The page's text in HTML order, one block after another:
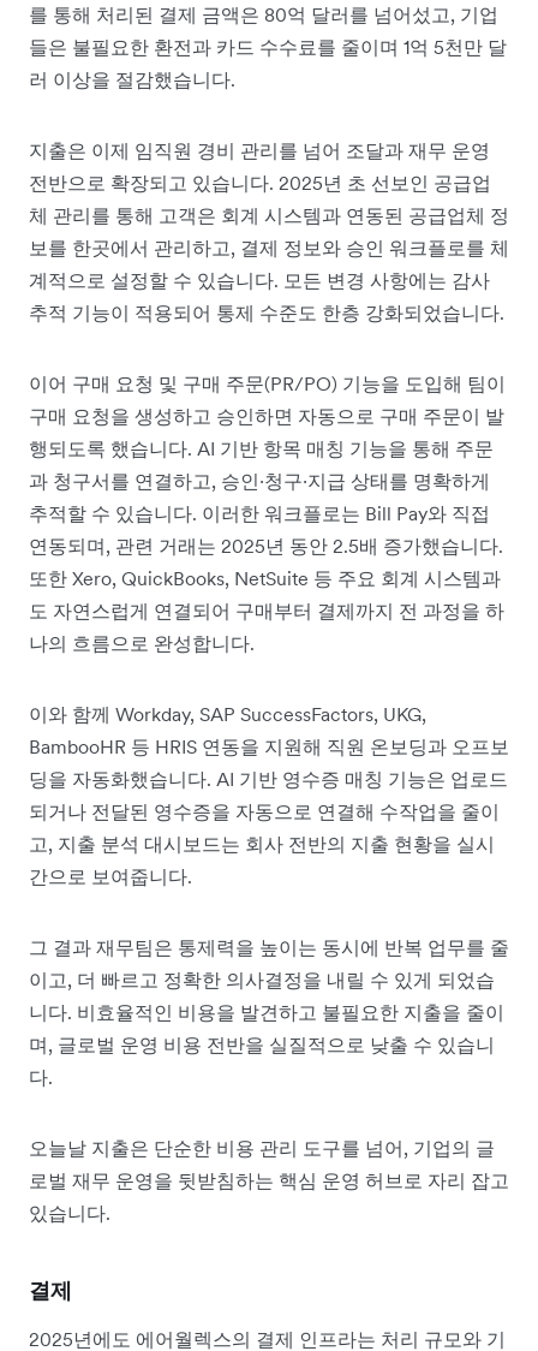
를 통해 처리된 결제 금액은 80억 달러를 넘어섰고, 기업
들은 불필요한 환전과 카드 수수료를 줄이며 1억 5천만 달
러 이상을 절감했습니다.
지출은 이제 임직원 경비 관리를 넘어 조달과 재무 운영
전반으로 확장되고 있습니다. 2025년 초 선보인 공급업
체 관리를 통해 고객은 회계 시스템과 연동된 공급업체 정
보를 한곳에서 관리하고, 결제 정보와 승인 워크플로를 체
계적으로 설정할 수 있습니다. 모든 변경 사항에는 감사
추적 기능이 적용되어 통제 수준도 한층 강화되었습니다.
이어 구매 요청 및 구매 주문(PR/PO) 기능을 도입해 팀이
구매 요청을 생성하고 승인하면 자동으로 구매 주문이 발
행되도록 했습니다. AI 기반 항목 매칭 기능을 통해 주문
과 청구서를 연결하고, 승인·청구·지급 상태를 명확하게
추적할 수 있습니다. 이러한 워크플로는 Bill Pay와 직접
연동되며, 관련 거래는 2025년 동안 2.5배 증가했습니다.
또한 Xero, QuickBooks, NetSuite 등 주요 회계 시스템과
도 자연스럽게 연결되어 구매부터 결제까지 전 과정을 하
나의 흐름으로 완성합니다.
이와 함께 Workday, SAP SuccessFactors, UKG,
BambooHR 등 HRIS 연동을 지원해 직원 온보딩과 오프보
딩을 자동화했습니다. AI 기반 영수증 매칭 기능은 업로드
되거나 전달된 영수증을 자동으로 연결해 수작업을 줄이
고, 지출 분석 대시보드는 회사 전반의 지출 현황을 실시
간으로 보여줍니다.
그 결과 재무팀은 통제력을 높이는 동시에 반복 업무를 줄
이고, 더 빠르고 정확한 의사결정을 내릴 수 있게 되었습
니다. 비효율적인 비용을 발견하고 불필요한 지출을 줄이
며, 글로벌 운영 비용 전반을 실질적으로 낮출 수 있습니
다.
오늘날 지출은 단순한 비용 관리 도구를 넘어, 기업의 글
로벌 재무 운영을 뒷받침하는 핵심 운영 허브로 자리 잡고
있습니다.
결제
2025년에도 에어월렉스의 결제 인프라는 처리 규모와 기